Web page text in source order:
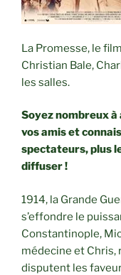
La Promesse, le
Christian Bale,
les salles.
Soyez nombreux
vos amis et
spectateurs, plus
diffuser !
1914, la Grande
s’effondre le
Constantinople,
médecine et Chris,
disputent les